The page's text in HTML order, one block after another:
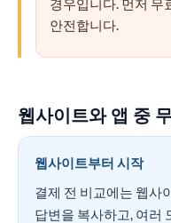
경우입니다. 먼저 무
안전합니다.
웹사이트와 앱 중
웹사이트부터 시작
결제 전 비교에는 웹사
답변을 복사하고, 여러